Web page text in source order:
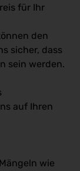
für Ihr
den
sicher, dass
sein werden.
auf Ihren
wie